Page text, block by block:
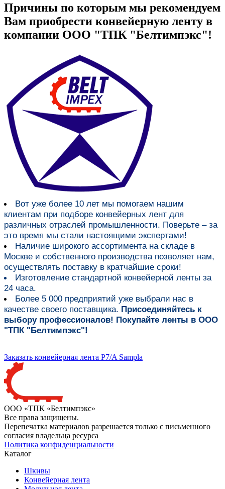
Причины по которым мы рекомендуем
Вам приобрести конвейерную ленту в
компании ООО "ТПК "Белтимпэкс"!
Вот уже более 10 лет мы помогаем нашим
клиентам при подборе конвейерных лент для
различных отраслей промышленности. Поверьте – за
это время мы стали настоящими экспертами!
Наличие широкого ассортимента на складе в
Москве и собственного производства позволяет нам,
осуществлять поставку в кратчайшие сроки!
Изготовление стандартной конвейерной ленты за
24 часа.
Более 5 000 предприятий уже выбрали нас в
качестве своего поставщика. Присоединяйтесь к
выбору профессионалов! Покупайте ленты в ООО
"ТПК "Белтимпэкс"!
Заказать конвейерная лента P7/A Sampla
ООО «ТПК «Белтимпэкс»
Все права защищены.
Перепечатка материалов разрешается только с письменного
согласия владельца ресурса
Политика конфиденциальности
Каталог
Шкивы
Конвейерная лента